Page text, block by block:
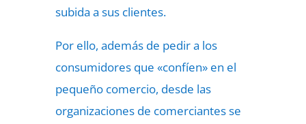
subida a sus clientes.
Por ello, además de pedir a los
consumidores que «confíen» en el
pequeño comercio, desde las
organizaciones de comerciantes se